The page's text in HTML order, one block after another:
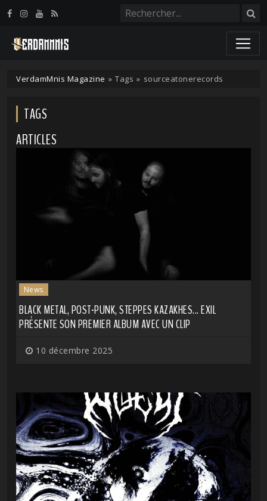
VerdamMnis Magazine » Tags » sourceatonerecords
TAGS
ARTICLES
News
BLACK METAL, POST-PUNK, STEPPES KAZAKHES... EXIL
PRÉSENTE SON PREMIER ALBUM AVEC UN CLIP
10 décembre 2025
Panneau de gestion des cookies